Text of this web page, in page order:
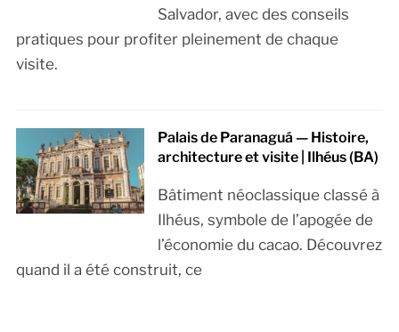
Salvador, avec des conseils
pratiques pour profiter pleinement de chaque
visite.
Palais de Paranaguá — Histoire,
architecture et visite | Ilhéus (BA)
Bâtiment néoclassique classé à
Ilhéus, symbole de l’apogée de
l’économie du cacao. Découvrez
quand il a été construit, ce